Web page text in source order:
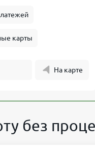
карты
На карте
без